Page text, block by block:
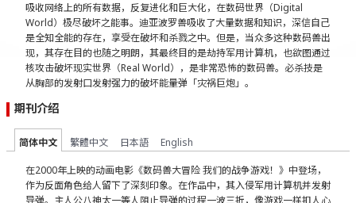
吸收网络上的所有数据，反复进化和巨大化，在数码世界（Digital
World）极尽破坏之能事。迪亚波罗兽吸收了大量数据和知识，深信自己
是全知全能的存在，享受在破坏和杀戮之中。但是，当众多这种数码兽出
现，其存在目的也随之明朗，其最终目的是劫持军用计算机，也欲图通过
核攻击破坏现实世界（Real World），是非常恐怖的数码兽。必杀技是
从胸部的发射口发射强力的破坏能量弹「灾祸巨炮」。
期刊介绍
简体中文 繁體中文 日本語 English
在2000年上映的动画电影《数码兽大冒险 我们的战争游戏！》中登场，
作为反面角色给人留下了深刻印象。在作品中，其入侵军用计算机并发射
导弹。主人公八神太一等人阻止导弹的过程一波三折，像游戏一样扣人心